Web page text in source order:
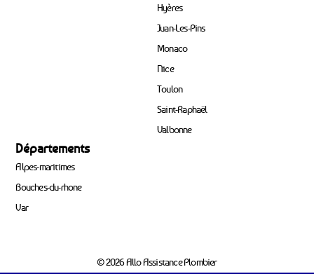
Hyères
Juan-Les-Pins
Monaco
Nice
Toulon
Saint-Raphaël
Valbonne
Départements
Alpes-maritimes
Bouches-du-rhone
Var
© 2026 Allo Assistance Plombier